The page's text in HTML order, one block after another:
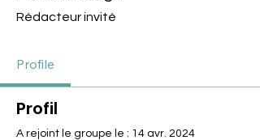
Rédacteur invité
Profile
Profil
A rejoint le groupe le : 14 avr. 2024